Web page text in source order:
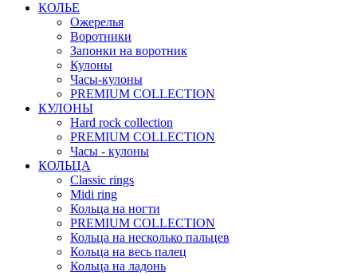
КОЛЬЕ
Ожерелья
Воротники
Запонки на воротник
Кулоны
Часы-кулоны
PREMIUM COLLECTION
КУЛОНЫ
Hard rock collection
PREMIUM COLLECTION
Часы - кулоны
КОЛЬЦА
Classic rings
Midi ring
Кольца на ногти
PREMIUM COLLECTION
Кольца на несколько пальцев
Кольца на весь палец
Кольца на ладонь